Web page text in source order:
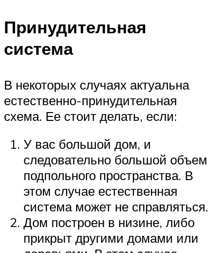
Принудительная
система
В некоторых случаях актуальна
естественно-принудительная
схема. Ее стоит делать, если:
У вас большой дом, и
следовательно большой объем
подпольного пространства. В
этом случае естественная
система может не справляться.
Дом построен в низине, либо
прикрыт другими домами или